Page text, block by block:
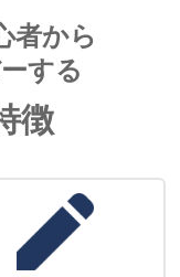
者から
する
徴